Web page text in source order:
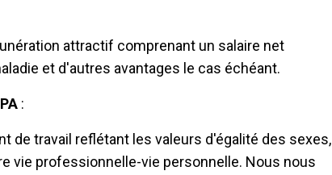
attractif comprenant un salaire net
et d'autres avantages le cas échéant.
:
de travail reflétant les valeurs d'égalité des sexes,
vie professionnelle-vie personnelle. Nous nous